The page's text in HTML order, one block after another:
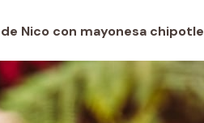
Nico con mayonesa chipotle